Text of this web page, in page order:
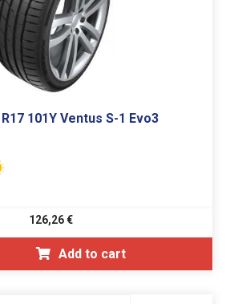
101Y Ventus S-1 Evo3
126,26€
Add to cart